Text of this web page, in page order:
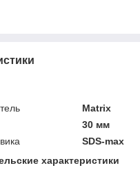
Matrix
30 мм
SDS-max
характеристики